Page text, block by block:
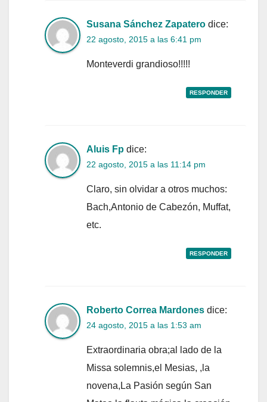
Susana Sánchez Zapatero dice:
22 agosto, 2015 a las 6:41 pm
Monteverdi grandioso!!!!!
RESPONDER
Aluis Fp dice:
22 agosto, 2015 a las 11:14 pm
Claro, sin olvidar a otros muchos:
Bach,Antonio de Cabezón, Muffat,
etc.
RESPONDER
Roberto Correa Mardones dice:
24 agosto, 2015 a las 1:53 am
Extraordinaria obra;al lado de la
Missa solemnis,el Mesias, ,la
novena,La Pasión según San